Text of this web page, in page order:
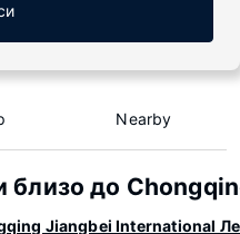
Nearby
близо до
Jiangbei International